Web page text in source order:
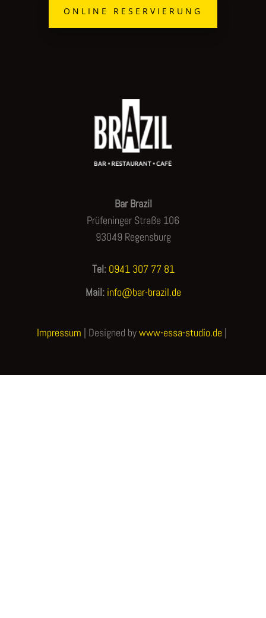
ONLINE RESERVIERUNG
Bar Brazil
Prüfeninger Straße 106
93049 Regensburg
Tel:0941 307 77 81
Mail: info@bar-brazil.de
Impressum | Designed bywww-essa-studio.de |